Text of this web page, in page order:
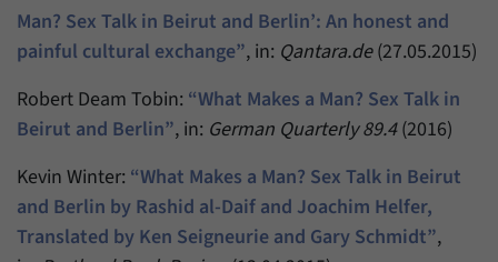
Man? Sex Talk in Beirut and Berlin’: An honest and
painful cultural exchange”, in: Qantara.de(27.05.2015)
Robert Deam Tobin: “What Makes a Man? Sex Talk in
Beirut and Berlin”, in: German Quarterly 89.4(2016)
Kevin Winter: “What Makes a Man? Sex Talk in Beirut
and Berlin by Rashid al-Daif and Joachim Helfer,
Translated by Ken Seigneurie and Gary Schmidt”,